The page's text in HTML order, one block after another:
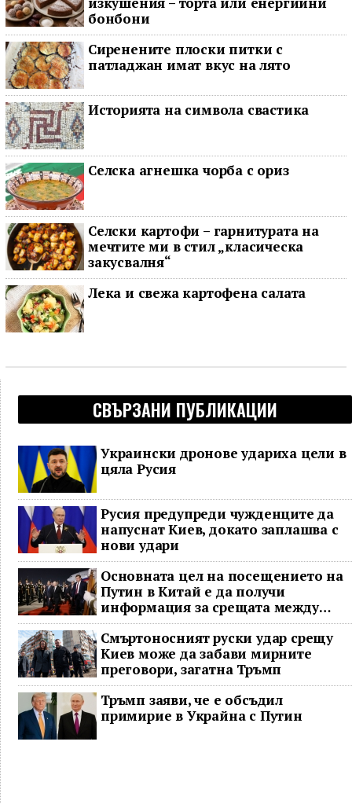
бонбони
Сиренените плоски питки с
патладжан имат вкус на лято
Историята на символа свастика
Селска агнешка чорба с ориз
Селски картофи – гарнитурата на
мечтите ми в стил „класическа
закусвалня“
Лека и свежа картофена салата
СВЪРЗАНИ ПУБЛИКАЦИИ
Украински дронове удариха цели в
цяла Русия
Русия предупреди чужденците да
напуснат Киев, докато заплашва с
нови удари
Основната цел на посещението на
Путин в Китай е да получи
информация за срещата между
Доналд Тръмп и Си Дзинпин
Смъртоносният руски удар срещу
Киев може да забави мирните
преговори, загатна Тръмп
Тръмп заяви, че е обсъдил
примирие в Украйна с Путин